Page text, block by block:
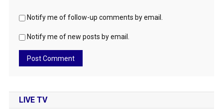
Notify me of follow-up comments by email.
Notify me of new posts by email.
LIVE TV